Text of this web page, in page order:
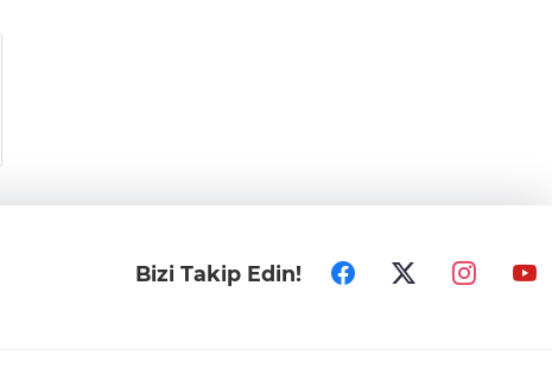
Bizi Takip Edin!